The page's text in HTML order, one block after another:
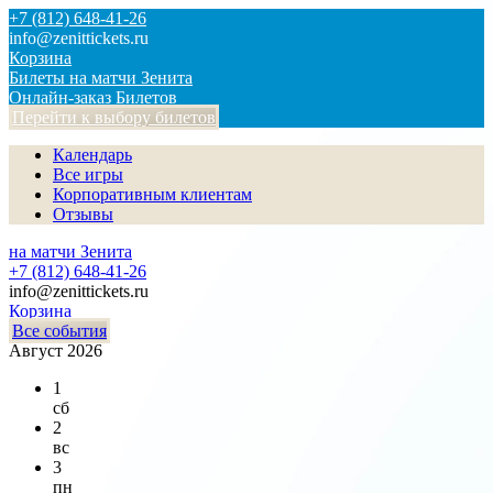
+7 (812) 648-41-26
info@zenittickets.ru
Корзина
Билеты на матчи Зенита
Онлайн-заказ Билетов
Перейти к выбору билетов
Календарь
Все игры
Корпоративным клиентам
Отзывы
на матчи Зенита
+7 (812) 648-41-26
info@zenittickets.ru
Корзина
Все события
Август 2026
1
сб
2
вс
3
пн